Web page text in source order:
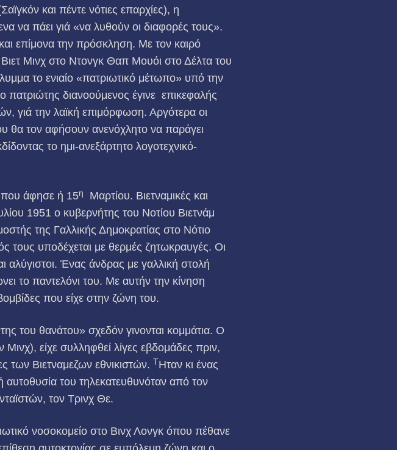
και πέντε νότιες επαρχίες), η
να πάει γιά «να λυθούν οι διαφο­ρές τους».
επίμονα την πρόσκληση. Με τον καιρό
Μινχ στο Ντονγκ Θαπ Μουόι στο Δέλτα του
το ενιαίο «πατριωτικό μέτωπο» υπό την
πατριώτης διανοούμενος έγινε επικεφαλής
γιά την λαϊκή επιμόρφωση. Αργότερα οι
θα τον αφήσουν ανενόχλητο να παράγει
το ημι-ανεξάρτητο λογοτεχνικό-
που άφησε ή 15η
Μαρτίου. Βιετναμικές και
1951 ο κυβερνήτης του Νοτίου Βιετνάμ
της Γαλλικής Δημοκρατίας στο Νότιο
τους υποδέχεται με θερμές ζητωκραυγές. Οι
αλύγιστοι. Ένας άνδρας με γαλ­λική στολή
το παντελόνι του. Με αυτήν την κίνηση
που είχε στην ζώνη του.
του θανάτου» σχεδόν γινονται κομμάτια. Ο
είχε συλληφθεί λίγες εβδομάδες πριν,
των Βιετναμεζων εθνικιστών. ΤΗταν κι ένας
του τηλεκατευθυνόταν από τον
τον Τρινχ Θε.
νοσοκομείο στο Βινχ Λονγκ όπου πέθανε